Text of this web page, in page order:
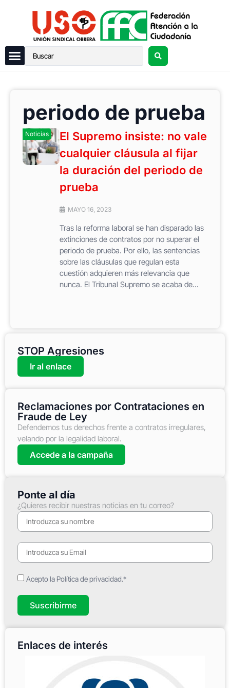
periodo de prueba
Noticias
El Supremo insiste: no vale
cualquier cláusula al fijar
la duración del periodo de
prueba
MAYO 16, 2023
Tras la reforma laboral se han disparado las
extinciones de contratos por no superar el
periodo de prueba. Por ello, las sentencias
sobre las cláusulas que regulan esta
cuestión adquieren más relevancia que
nunca. El Tribunal Supremo se acaba de...
STOP Agresiones
Ir al enlace
Reclamaciones por Contrataciones en
Fraude de Ley
Defendemos tus derechos frente a contratos irregulares,
velando por la legalidad laboral.
Accede a la campaña
Ponte al día
¿Quieres recibir nuestras noticias en tu correo?
Acepto la Política de privacidad.*
Suscribirme
Enlaces de interés